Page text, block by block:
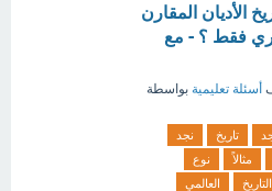
الأديان المقارن
فقط ؟ - مع
أسئلة تعليمية بواسطة
تاريخ
نجد
مثالاً
نوع
التاريخ
العالمي